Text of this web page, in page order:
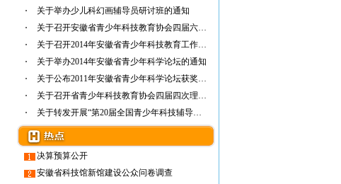
关于举办少儿科幻画辅导员研讨班的通知
关于召开安徽省青少年科技教育协会四届六次理…
关于召开2014年安徽省青少年科技教育工作研讨…
关于举办2014年安徽省青少年科学论坛的通知
关于公布2011年安徽省青少年科学论坛获奖名单…
关于召开省青少年科技教育协会四届四次理事会…
关于转发开展“第20届全国青少年科技辅导员论…
决算预算公开
安徽省科技馆新馆建设公众问卷调查